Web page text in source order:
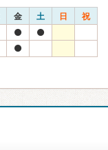
金 土 日 祝